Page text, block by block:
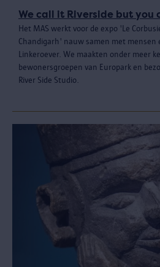
We call it Riverside but you
Het MAS werkt voor de expo 'Le
Chandigarh' nauw samen met mensen
Linkeroever. We maakten onder meer
bewonersgroepen van Europark en
River Side Studio.